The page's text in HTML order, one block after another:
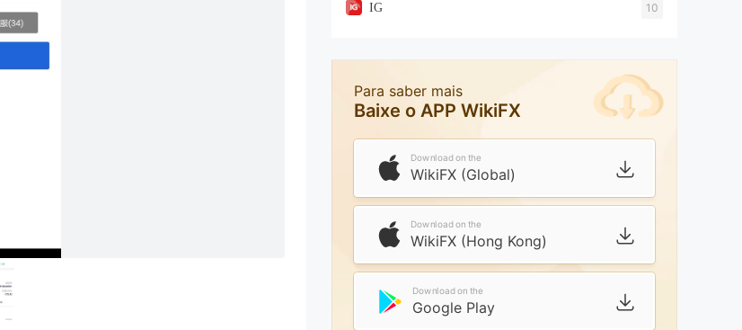
IG 10
Para saber mais
Baixe o APP WikiFX
Download on the
WikiFX (Global)
Download on the
WikiFX (Hong Kong)
Download on the
Google Play